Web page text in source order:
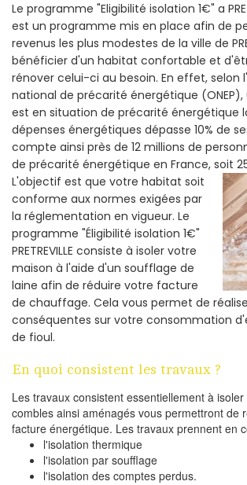
Le programme "Eligibilité isolation 1€" a
est un programme mis en place afin de
revenus les plus modestes de la ville de
bénéficier d'un habitat confortable et
rénover celui-ci au besoin. En effet, selon
national de précarité énergétique
est en situation de précarité énergétique
dépenses énergétiques dépasse 10% de
compte ainsi près de 12 millions de
de précarité énergétique en France, soit
L'objectif est que votre habitat soit
conforme aux normes exigées par
la réglementation en vigueur. Le
programme "Éligibilité isolation 1€"
PRETREVILLE consiste à isoler votre
maison à l'aide d'un soufflage de
laine afin de réduire votre facture
de chauffage. Cela vous permet de
conséquentes sur votre consommation
de fioul.
En quoi consistent les travaux ?
Les travaux consistent essentiellement à
combles ainsi aménagés vous permettront de
facture énergétique. Les travaux prennent en
l'isolation thermique
l'isolation par soufflage
l'isolation des comptes perdus.